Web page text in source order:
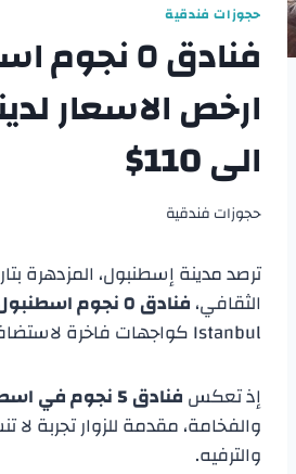
حجوزات فندقية
فنادق ٥
الى 110$
حجوزات فندقية
ترصد مدينة إسطنبول، المزدهرة
الثقافي،فنادق ٥ نجوم اسطنبول
Istanbul كواجهات فاخرة لاستضافة ضيوفها.
إذ تعكسفنادق 5 نجوم في اسطنبول
والفخامة، مقدمة للزوار تجربة لا
والترفيه.